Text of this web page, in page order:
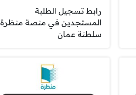
رابط تسجيل الطلبة
المستجدين في منصة منظرة
سلطنة عمان